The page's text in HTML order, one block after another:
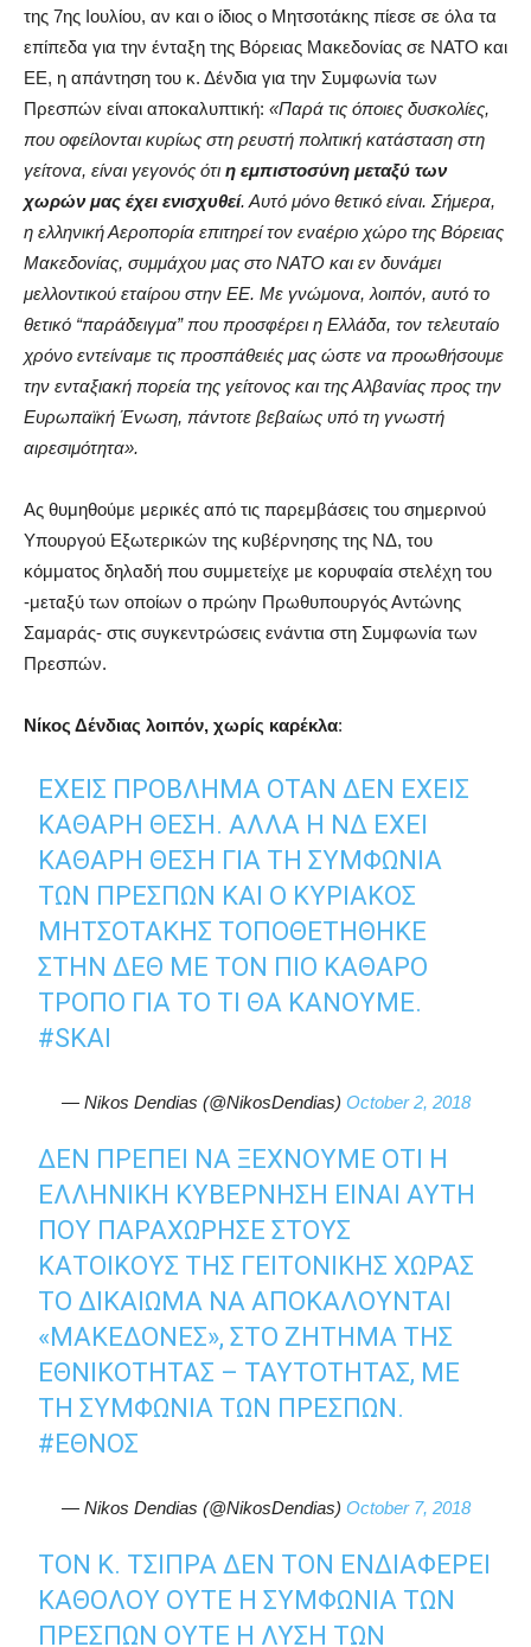
της 7ης Ιουλίου, αν και ο ίδιος ο Μητσοτάκης πίεσε σε όλα τα
επίπεδα για την ένταξη της Βόρειας Μακεδονίας σε ΝΑΤΟ και
ΕΕ, η απάντηση του κ. Δένδια για την Συμφωνία των
Πρεσπών είναι αποκαλυπτική: «Παρά τις όποιες δυσκολίες,
που οφείλονται κυρίως στη ρευστή πολιτική κατάσταση στη
γείτονα, είναι γεγονός ότι η εμπιστοσύνη μεταξύ των
χωρών μας έχει ενισχυθεί. Αυτό μόνο θετικό είναι. Σήμερα,
η ελληνική Αεροπορία επιτηρεί τον εναέριο χώρο της Βόρειας
Μακεδονίας, συμμάχου μας στο ΝΑΤΟ και εν δυνάμει
μελλοντικού εταίρου στην ΕΕ. Με γνώμονα, λοιπόν, αυτό το
θετικό “παράδειγμα” που προσφέρει η Ελλάδα, τον τελευταίο
χρόνο εντείναμε τις προσπάθειές μας ώστε να προωθήσουμε
την ενταξιακή πορεία της γείτονος και της Αλβανίας προς την
Ευρωπαϊκή Ένωση, πάντοτε βεβαίως υπό τη γνωστή
αιρεσιμότητα».
Ας θυμηθούμε μερικές από τις παρεμβάσεις του σημερινού
Υπουργού Εξωτερικών της κυβέρνησης της ΝΔ, του
κόμματος δηλαδή που συμμετείχε με κορυφαία στελέχη του
-μεταξύ των οποίων ο πρώην Πρωθυπουργός Αντώνης
Σαμαράς- στις συγκεντρώσεις ενάντια στη Συμφωνία των
Πρεσπών.
Νίκος Δένδιας λοιπόν, χωρίς καρέκλα:
ΈΧΕΙΣ ΠΡΌΒΛΗΜΑ ΌΤΑΝ ΔΕΝ ΈΧΕΙΣ
ΚΑΘΑΡΉ ΘΈΣΗ. ΑΛΛΆ Η ΝΔ ΈΧΕΙ
ΚΑΘΑΡΉ ΘΈΣΗ ΓΙΑ ΤΗ ΣΥΜΦΩΝΊΑ
ΤΩΝ ΠΡΕΣΠΏΝ ΚΑΙ Ο ΚΥΡΙΆΚΟΣ
ΜΗΤΣΟΤΆΚΗΣ ΤΟΠΟΘΕΤΉΘΗΚΕ
ΣΤΗΝ ΔΕΘ ΜΕ ΤΟΝ ΠΙΟ ΚΑΘΑΡΌ
ΤΡΌΠΟ ΓΙΑ ΤΟ ΤΙ ΘΑ ΚΆΝΟΥΜΕ.
#SKAI
— Nikos Dendias (@NikosDendias) October 2, 2018
ΔΕΝ ΠΡΈΠΕΙ ΝΑ ΞΕΧΝΟΎΜΕ ΌΤΙ Η
ΕΛΛΗΝΙΚΉ ΚΥΒΈΡΝΗΣΗ ΕΊΝΑΙ ΑΥΤΉ
ΠΟΥ ΠΑΡΑΧΏΡΗΣΕ ΣΤΟΥΣ
ΚΑΤΟΊΚΟΥΣ ΤΗΣ ΓΕΙΤΟΝΙΚΉΣ ΧΏΡΑΣ
ΤΟ ΔΙΚΑΊΩΜΑ ΝΑ ΑΠΟΚΑΛΟΎΝΤΑΙ
«ΜΑΚΕΔΌΝΕΣ», ΣΤΟ ΖΉΤΗΜΑ ΤΗΣ
ΕΘΝΙΚΌΤΗΤΑΣ – ΤΑΥΤΌΤΗΤΑΣ, ΜΕ
ΤΗ ΣΥΜΦΩΝΊΑ ΤΩΝ ΠΡΕΣΠΏΝ.
#ΕΘΝΟΣ
— Nikos Dendias (@NikosDendias) October 7, 2018
ΤΟΝ Κ. ΤΣΊΠΡΑ ΔΕΝ ΤΟΝ ΕΝΔΙΑΦΈΡΕΙ
ΚΑΘΌΛΟΥ ΟΎΤΕ Η ΣΥΜΦΩΝΊΑ ΤΩΝ
ΠΡΕΣΠΏΝ ΟΎΤΕ Η ΛΎΣΗ ΤΩΝ